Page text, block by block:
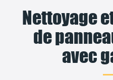
Nettoyage
de
avec